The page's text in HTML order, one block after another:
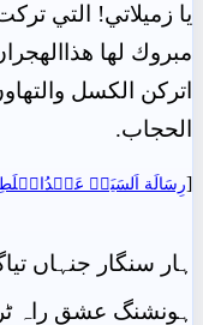
يا زميلاتي! التي
مبروك لها
اتركن الكسل
الحجاب.
[رِسَالَة اَلسَيَدۡ
ہار سنگار جنہاں
ہونشنگ عشق راہ